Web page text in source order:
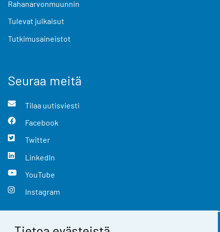
Rahanarvonmuunnin
Tulevat julkaisut
Tutkimusaineistot
Seuraa meitä
Tilaa uutisviesti
Facebook
Twitter
LinkedIn
YouTube
Instagram